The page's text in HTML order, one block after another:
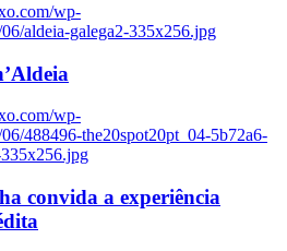
wp-
aldeia-galega2-335x256.jpg
wp-
488496-the20spot20pt_04-5b72a6-
convida a experiência